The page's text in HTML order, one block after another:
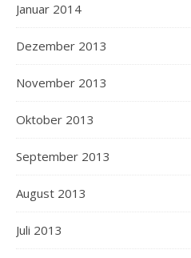
Januar 2014
Dezember 2013
November 2013
Oktober 2013
September 2013
August 2013
Juli 2013